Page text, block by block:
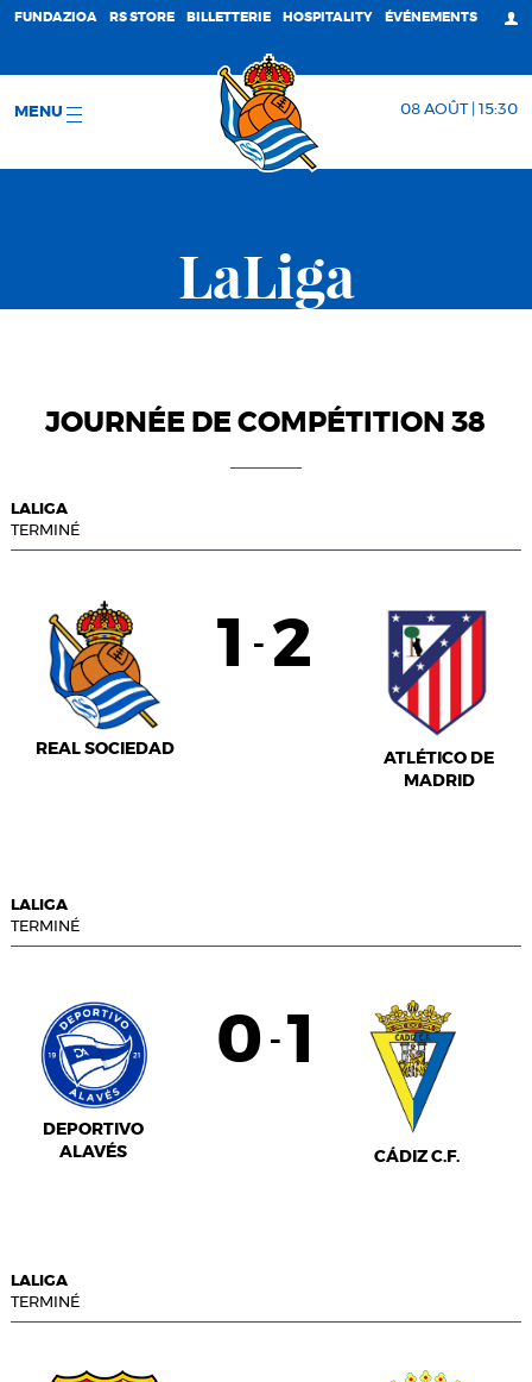
FUNDAZIOA RS STORE BILLETTERIE HOSPITALITY ÉVÉNEMENTS
MENU 08 AOÛT | 15:30
LaLiga
JOURNÉE DE COMPÉTITION 38
LALIGA
TERMINÉ
REAL SOCIEDAD
1 - 2
ATLÉTICO DE
MADRID
LALIGA
TERMINÉ
DEPORTIVO
ALAVÉS
0 - 1
CÁDIZ C.F.
LALIGA
TERMINÉ